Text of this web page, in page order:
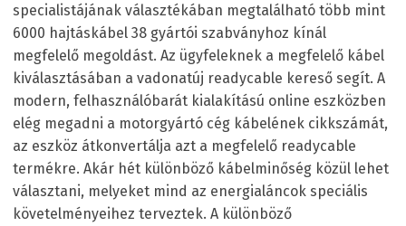
specialistájának választékában megtalálható több mint
6000 hajtáskábel 38 gyártói szabványhoz kínál
megfelelő megoldást. Az ügyfeleknek a megfelelő kábel
kiválasztásában a vadonatúj readycable kereső segít. A
modern, felhasználóbarát kialakítású online eszközben
elég megadni a motorgyártó cég kábelének cikkszámát,
az eszköz átkonvertálja azt a megfelelő readycable
termékre. Akár hét különböző kábelminőség közül lehet
választani, melyeket mind az energialáncok speciális
követelményeihez terveztek. A különböző